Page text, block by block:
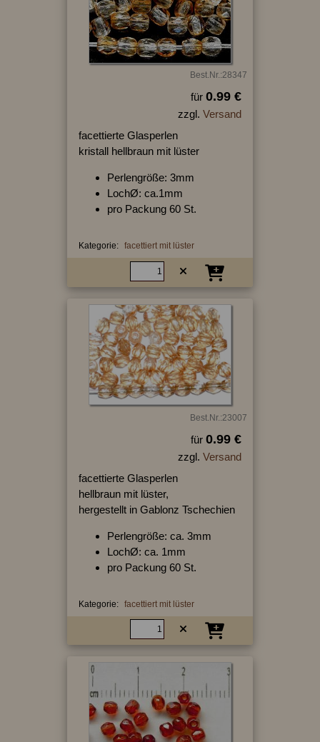
Best.Nr.:28347
für 0.99 €
zzgl. Versand
facettierte Glasperlen
kristall hellbraun mit lüster
Perlengröße: 3mm
LochØ: ca.1mm
pro Packung 60 St.
Kategorie: facettiert mit lüster
Best.Nr.:23007
für 0.99 €
zzgl. Versand
facettierte Glasperlen
hellbraun mit lüster,
hergestellt in Gablonz Tschechien
Perlengröße: ca. 3mm
LochØ: ca. 1mm
pro Packung 60 St.
Kategorie: facettiert mit lüster